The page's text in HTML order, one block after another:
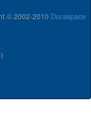
© 2002-2010 Duraspace